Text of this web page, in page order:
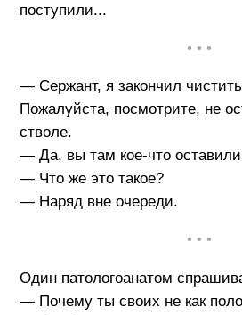
поступили...
• • •
— Сержант, я закончил чистить
Пожалуйста, посмотрите, не
стволе.
— Да, вы там кое-что
— Что же это такое?
— Наряд вне очереди.
• • •
Один патологоанатом
— Почему ты своих не как